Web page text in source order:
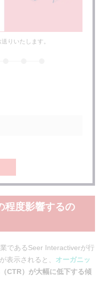
りいたします。
程度影響するの
であるSeer Interactiverが行
表示されると、 オーガニッ
CTR）が大幅に低下する傾